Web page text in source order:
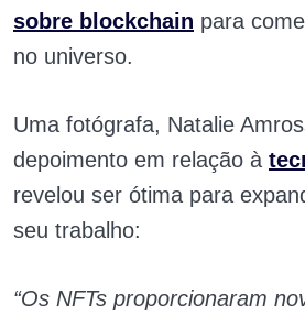
sobre blockchain para
no universo.
Uma fotógrafa, Natalie
depoimento em relação à
revelou ser ótima para
seu trabalho:
“Os NFTs proporcionaram